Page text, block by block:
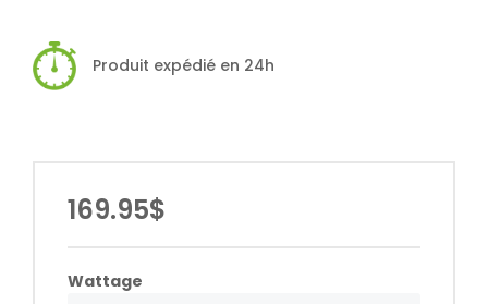
Produit expédié en 24h
169.95$
Wattage